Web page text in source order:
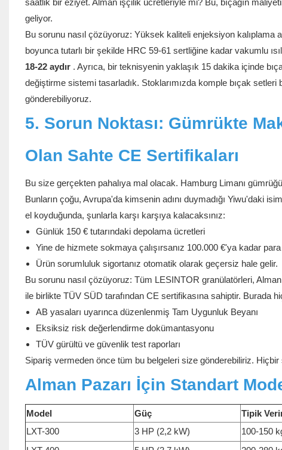
saatlik bir eziyet. Alman işçilik ücretleriyle mi? Bu, bıçağın
geliyor.
Bu sorunu nasıl çözüyoruz: Yüksek kaliteli enjeksiyon kalıplama
boyunca tutarlı bir şekilde HRC 59-61 sertliğine kadar vakumlu
18-22 aydır. Ayrıca, bir teknisyenin yaklaşık 15 dakika içinde
değiştirme sistemi tasarladık. Stoklarımızda komple bıçak
gönderebiliyoruz.
5. Sorun Noktası: Gümrükte
Olan Sahte CE Sertifikaları
Bu size gerçekten pahalıya mal olacak. Hamburg Limanı
Bunların çoğu, Avrupa'da kimsenin adını duymadığı Yiwu'daki
el koyduğunda, şunlarla karşı karşıya kalacaksınız:
Günlük 150 € tutarındaki depolama ücretleri
Yine de hizmete sokmaya çalışırsanız 100.000 €'ya kadar
Ürün sorumluluk sigortanız otomatik olarak geçersiz hale gelir.
Bu sorunu nasıl çözüyoruz: Tüm LESINTOR granülatörleri,
ile birlikte TÜV SÜD tarafından CE sertifikasına sahiptir.
AB yasaları uyarınca düzenlenmiş Tam Uygunluk Beyanı
Eksiksiz risk değerlendirme dokümantasyonu
TÜV gürültü ve güvenlik test raporları
Sipariş vermeden önce tüm bu belgeleri size gönderebiliriz.
Alman Pazarı İçin Standart
Model Güç Tipik
LXT-300
3 HP (2,2 kW) 100-150